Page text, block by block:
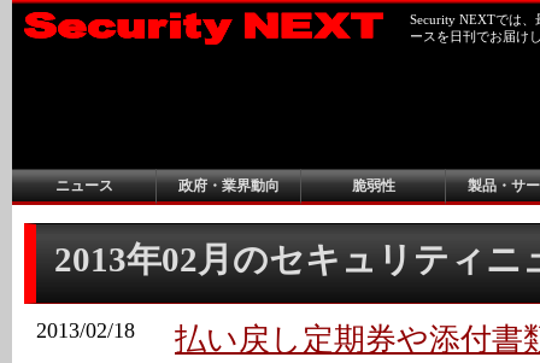
Security NEXTでは
ースを日刊でお届け
ニュース 政府・業界動向 脆弱性 製品・サ
2013年02月のセキュリティニ
2013/02/18
払い戻し定期券や添付書